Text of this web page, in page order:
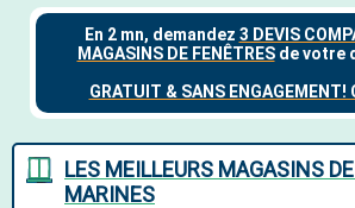
LES MEILLEURS MAGASINS
MARINES